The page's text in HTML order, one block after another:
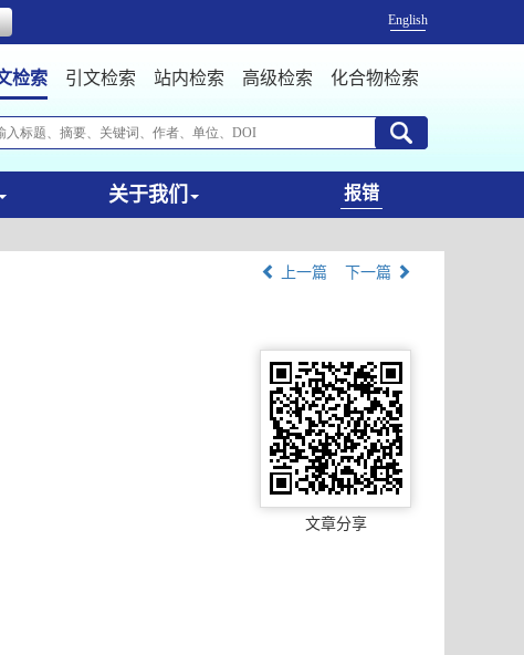
English
检索 引文检索 站内检索 高级检索 化合物检索
关于我们 报错
上一篇 下一篇
文章分享